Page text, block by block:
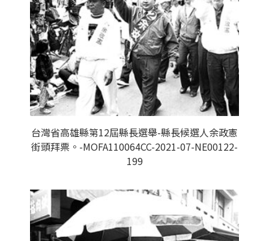
台灣省高雄縣第12屆縣長選舉-縣長候選人余政憲
街頭拜票。-MOFA110064CC-2021-07-NE00122-
199